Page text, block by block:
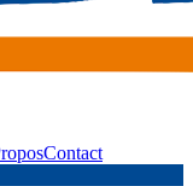
Contact